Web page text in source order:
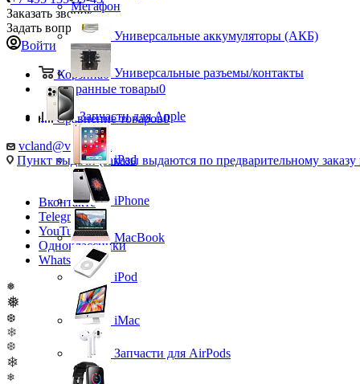
Заказать звонок
Задать вопрос
Войти
Корзина0
Избранные товары0
Сравнение товаров0
vcland@vcland.ru
Пункт выдачи (заказы выдаются по предварительному заказу
Вконтакте
Telegram
YouTube
Одноклассники
WhatsApp
❅
❅
❆
❄
❆
❄
❄
Мегафон
Универсальные аккумуляторы (АКБ)
Универсальные разъемы/контакты
Запчасти для Apple
iPad
iPhone
MacBook
iPod
iMac
Запчасти для AirPods